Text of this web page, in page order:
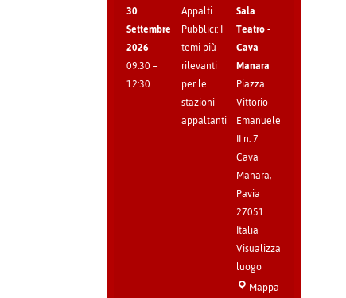
30
Settembre
2026
09:30–
12:30
Appalti
Pubblici: I
temi più
rilevanti
per le
stazioni
appaltanti
Sala
Teatro -
Cava
Manara
Piazza
Vittorio
Emanuele
II n. 7
Cava
Manara,
Pavia
27051
Italia
Visualizza
luogo
MappaSala